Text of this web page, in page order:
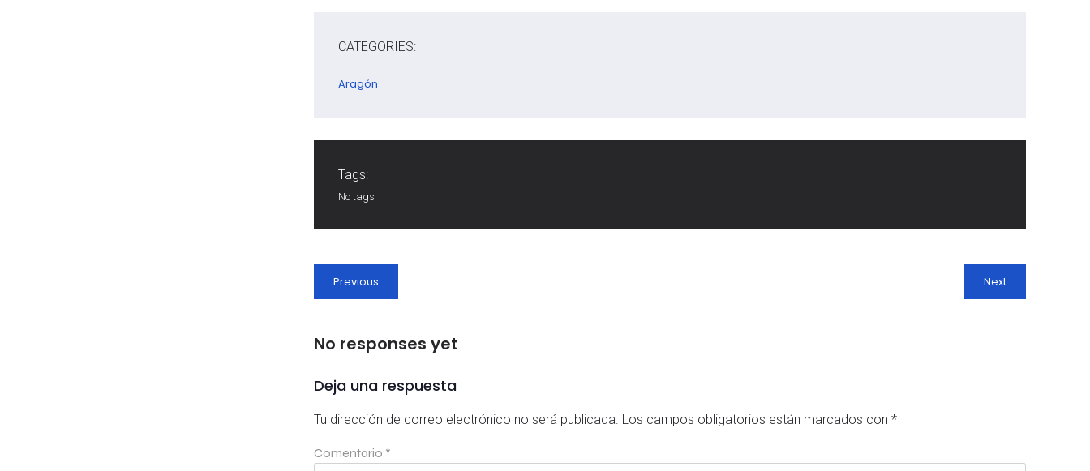
CATEGORIES:
Aragón
Tags:
No tags
Previous Next
No responses yet
Deja una respuesta
Tu dirección de correo electrónico no será publicada. Los campos obligatorios están marcados con *
Comentario *